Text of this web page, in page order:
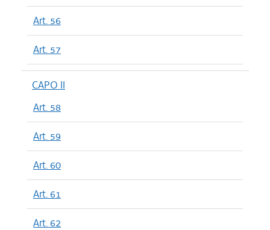
Art. 56
Art. 57
CAPO II
Art. 58
Art. 59
Art. 60
Art. 61
Art. 62